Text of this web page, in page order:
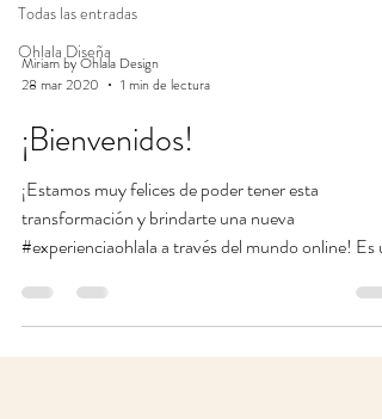
Todas las entradas
Ohlala Diseña
Miriam by Ohlala Design
28 mar 2020
1 min de lectura
¡Bienvenidos!
¡Estamos muy felices de poder tener esta
transformación y brindarte una nueva
#experienciaohlala a través del mundo online! Es